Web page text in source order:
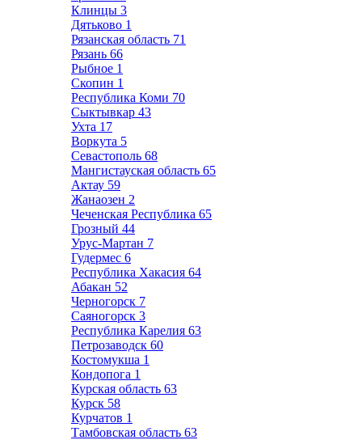
Клинцы 3
Дятьково 1
Рязанская область 71
Рязань 66
Рыбное 1
Скопин 1
Республика Коми 70
Сыктывкар 43
Ухта 17
Воркута 5
Севастополь 68
Мангистауская область 65
Актау 59
Жанаозен 2
Чеченская Республика 65
Грозный 44
Урус-Мартан 7
Гудермес 6
Республика Хакасия 64
Абакан 52
Черногорск 7
Саяногорск 3
Республика Карелия 63
Петрозаводск 60
Костомукша 1
Кондопога 1
Курская область 63
Курск 58
Курчатов 1
Тамбовская область 63